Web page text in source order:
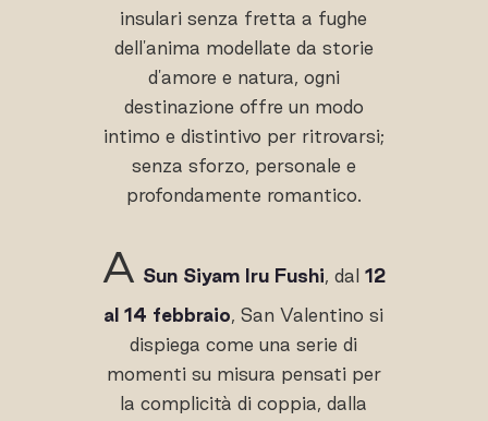
insulari senza fretta a fughe
dell'anima modellate da storie
d'amore e natura, ogni
destinazione offre un modo
intimo e distintivo per ritrovarsi;
senza sforzo, personale e
profondamente romantico.
A Sun Siyam Iru Fushi, dal12
al 14 febbraio, San Valentino si
dispiega come una serie di
momenti su misura pensati per
la complicità di coppia, dalla